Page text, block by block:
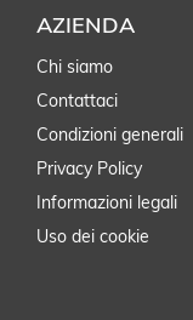
AZIENDA
Chi siamo
Contattaci
Condizioni generali
Privacy Policy
Informazioni legali
Uso dei cookie